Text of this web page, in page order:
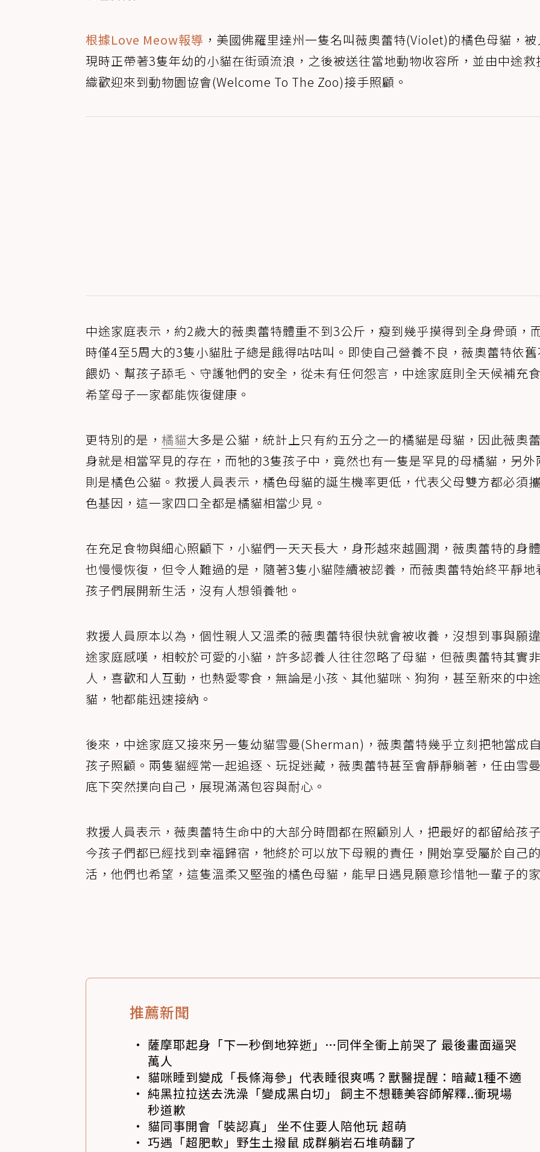
根據Love Meow報導 ，美國佛羅里達州一隻名叫薇奧蕾特(Violet)的橘色母貓，
現時正帶著3隻年幼的小貓在街頭流浪，之後被送往當地動物收容所，並由中途救
織歡迎來到動物園協會(Welcome To The Zoo)接手照顧。
中途家庭表示，約2歲大的薇奧蕾特體重不到3公斤，瘦到幾乎摸得到全身骨頭，
時僅4至5周大的3隻小貓肚子總是餓得咕咕叫。即使自己營養不良，薇奧蕾特依
餵奶、幫孩子舔毛、守護牠們的安全，從未有任何怨言，中途家庭則全天候補充
希望母子一家都能恢復健康。
更特別的是， 橘貓大多是公貓，統計上只有約五分之一的橘貓是母貓，因此薇奧
身就是相當罕見的存在，而牠的3隻孩子中，竟然也有一隻是罕見的母橘貓，另外
則是橘色公貓。救援人員表示，橘色母貓的誕生機率更低，代表父母雙方都必須
色基因，這一家四口全都是橘貓相當少見。
在充足食物與細心照顧下，小貓們一天天長大，身形越來越圓潤，薇奧蕾特的身
也慢慢恢復，但令人難過的是，隨著3隻小貓陸續被認養，而薇奧蕾特始終平靜地
孩子們展開新生活，沒有人想領養牠。
救援人員原本以為，個性親人又溫柔的薇奧蕾特很快就會被收養，沒想到事與願
途家庭感嘆，相較於可愛的小貓，許多認養人往往忽略了母貓，但薇奧蕾特其實
人，喜歡和人互動，也熱愛零食，無論是小孩、其他貓咪、狗狗，甚至新來的中
貓，牠都能迅速接納。
後來，中途家庭又接來另一隻幼貓雪曼(Sherman)，薇奧蕾特幾乎立刻把牠當成
孩子照顧。兩隻貓經常一起追逐、玩捉迷藏，薇奧蕾特甚至會靜靜躺著，任由雪
底下突然撲向自己，展現滿滿包容與耐心。
救援人員表示，薇奧蕾特生命中的大部分時間都在照顧別人，把最好的都留給孩
今孩子們都已經找到幸福歸宿，牠終於可以放下母親的責任，開始享受屬於自己
活，他們也希望，這隻溫柔又堅強的橘色母貓，能早日遇見願意珍惜牠一輩子的
推薦新聞
薩摩耶起身「下一秒倒地猝逝」…同伴全衝上前哭了 最後畫面逼哭
萬人
貓咪睡到變成「長條海參」代表睡很爽嗎？獸醫提醒：暗藏1種不適
純黑拉拉送去洗澡「變成黑白切」 飼主不想聽美容師解釋..衝現場
秒道歉
貓同事開會「裝認真」 坐不住要人陪他玩 超萌
巧遇「超肥軟」野生土撥鼠 成群躺岩石堆萌翻了